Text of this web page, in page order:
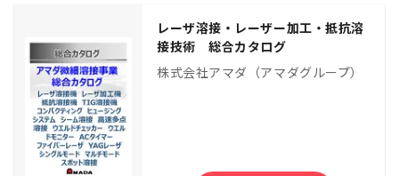
レーザ溶接・レーザー加工・抵抗溶
接技術 総合カタログ
株式会社アマダ（アマダグループ）